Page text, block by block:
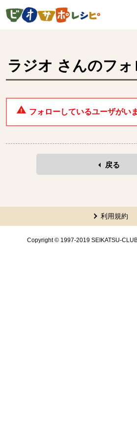
ページの先頭です。
ラジオ さんのフォ
フォローしているユーザがい
戻る
ここから共通フッターメニューです。
利用規約
Copyright © 1997-2019 SEIKATSU-